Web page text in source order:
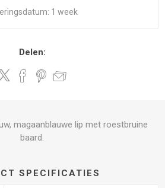
1 week
Delen:
magaanblauwe lip met roestbruine
baard.
SPECIFICATIES